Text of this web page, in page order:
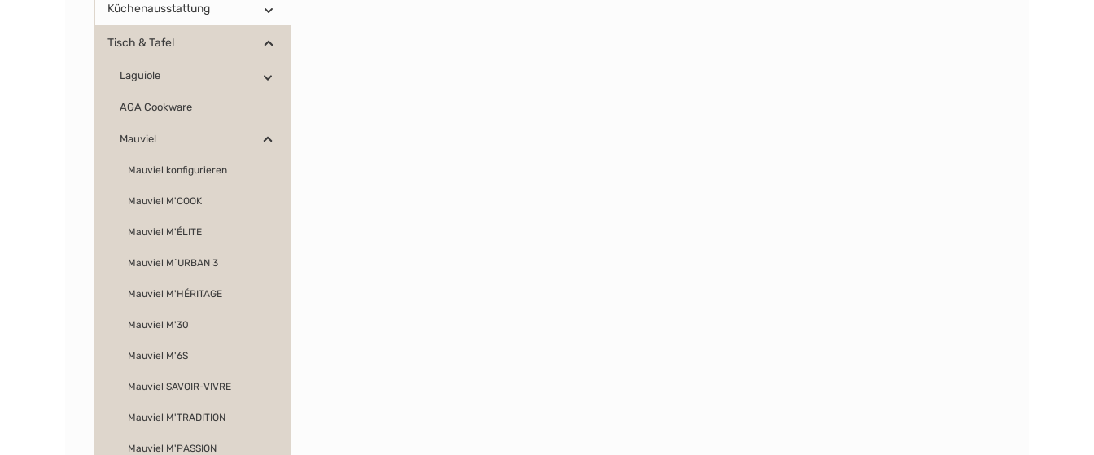
Küchenausstattung
Tisch & Tafel
Laguiole
AGA Cookware
Mauviel
Mauviel konfigurieren
Mauviel M'COOK
Mauviel M'ÉLITE
Mauviel M`URBAN 3
Mauviel M'HÉRITAGE
Mauviel M'30
Mauviel M'6S
Mauviel SAVOIR-VIVRE
Mauviel M'TRADITION
Mauviel M'PASSION